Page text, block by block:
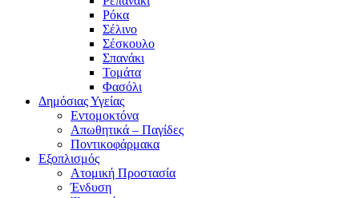
Ρόκα
Σέλινο
Σέσκουλο
Σπανάκι
Τομάτα
Φασόλι
Δημόσιας Υγείας
Εντομοκτόνα
Απωθητικά – Παγίδες
Ποντικοφάρμακα
Εξοπλισμός
Ατομική Προστασία
Ένδυση